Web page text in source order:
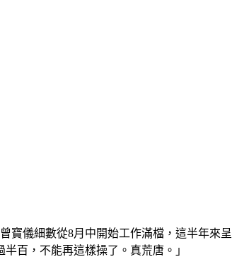
寶儀細數從8月中開始工作滿檔，這半年來
百，不能再這樣操了。真荒唐。」